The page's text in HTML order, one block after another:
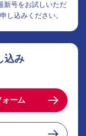
新号をお試しいただ
し込みください。
込み
ーム